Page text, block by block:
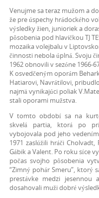
Venujme sa teraz mužom a
že pre úspechy hrádockého
výsledky žien, junioriek a
pôsobenia pod hlavičkou TJ
mozaika volejbalu v
činnosti nebola úplná. Svoju
1962 obnovili v sezóne 1966-
K osvedčeným oporám
Hatiarovi, Navrátilovi,
najmä vynikajúci poliak
stali oporami mužstva.
V tomto období sa na
skvelá partia, ktorá po
vybojovala pod jeho
1971 zaslúžili hráči Cholvadt,
Gábik a Valent. Po roku síce
počas svojho pôsobenia
“Zimný pohár Smeru”, ktorý
prestávke medzi
dosahovali muži dobré